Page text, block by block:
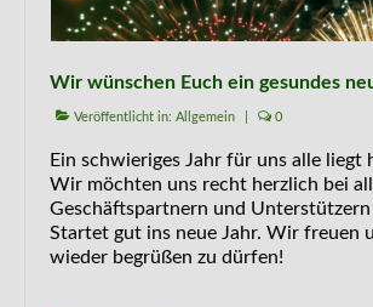
Wir wünschen Euch ein gesundes
Veröffentlicht in: Allgemein 0
Ein schwieriges Jahr für uns alle liegt
Wir möchten uns recht herzlich bei
Geschäftspartnern und Unterstützern
Startet gut ins neue Jahr. Wir freuen
wieder begrüßen zu dürfen!